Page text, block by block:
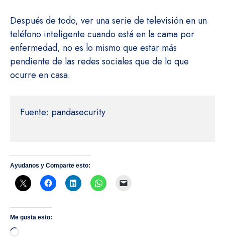
Después de todo, ver una serie de televisión en un
teléfono inteligente cuando está en la cama por
enfermedad, no es lo mismo que estar más
pendiente de las redes sociales que de lo que
ocurre en casa.
Fuente: pandasecurity
Ayudanos y Comparte esto:
Me gusta esto:
Cargando...